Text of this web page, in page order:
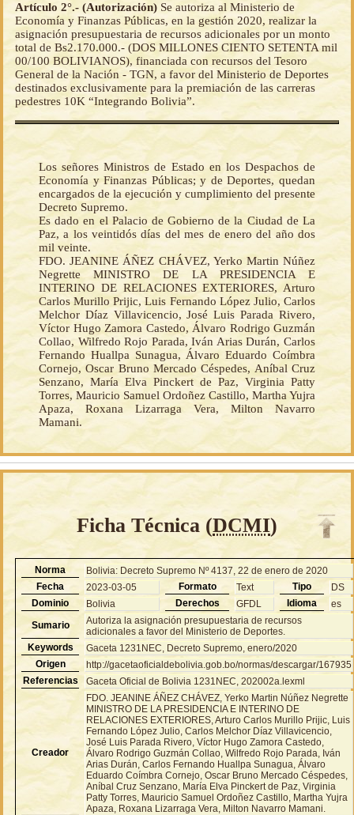
Artículo 2°.- (Autorización) Se autoriza al Ministerio de
Economía y Finanzas Públicas, en la gestión 2020, realizar la
asignación presupuestaria de recursos adicionales por un monto
total de Bs2.170.000.- (DOS MILLONES CIENTO SETENTA mil
00/100 BOLIVIANOS), financiada con recursos del Tesoro
General de la Nación - TGN, a favor del Ministerio de Deportes
destinados exclusivamente para la premiación de las carreras
pedestres 10K “Integrando Bolivia”.
Los señores Ministros de Estado en los Despachos de
Economía y Finanzas Públicas; y de Deportes, quedan
encargados de la ejecución y cumplimiento del presente
Decreto Supremo.
Es dado en el Palacio de Gobierno de la Ciudad de La
Paz, a los veintidós días del mes de enero del año dos
mil veinte.
FDO. JEANINE ÁÑEZ CHÁVEZ, Yerko Martin Núñez
Negrette MINISTRO DE LA PRESIDENCIA E
INTERINO DE RELACIONES EXTERIORES, Arturo
Carlos Murillo Prijic, Luis Fernando López Julio, Carlos
Melchor Díaz Villavicencio, José Luis Parada Rivero,
Víctor Hugo Zamora Castedo, Álvaro Rodrigo Guzmán
Collao, Wilfredo Rojo Parada, Iván Arias Durán, Carlos
Fernando Huallpa Sunagua, Álvaro Eduardo Coímbra
Cornejo, Oscar Bruno Mercado Céspedes, Aníbal Cruz
Senzano, María Elva Pinckert de Paz, Virginia Patty
Torres, Mauricio Samuel Ordoñez Castillo, Martha Yujra
Apaza, Roxana Lizarraga Vera, Milton Navarro
Mamani.
Ficha Técnica (DCMI)
Norma
Bolivia: Decreto Supremo Nº 4137, 22 de enero de 2020
Fecha
2023-03-05 Formato Text Tipo
DS
Dominio
Bolivia Derechos GFDL Idioma
es
Sumario
Autoriza la asignación presupuestaria de recursos
adicionales a favor del Ministerio de Deportes.
Keywords
Gaceta 1231NEC, Decreto Supremo, enero/2020
Origen
http://gacetaoficialdebolivia.gob.bo/normas/descargar/167935
Referencias
Gaceta Oficial de Bolivia 1231NEC, 202002a.lexml
Creador
FDO. JEANINE ÁÑEZ CHÁVEZ, Yerko Martin Núñez Negrette
MINISTRO DE LA PRESIDENCIA E INTERINO DE
RELACIONES EXTERIORES, Arturo Carlos Murillo Prijic, Luis
Fernando López Julio, Carlos Melchor Díaz Villavicencio,
José Luis Parada Rivero, Víctor Hugo Zamora Castedo,
Álvaro Rodrigo Guzmán Collao, Wilfredo Rojo Parada, Iván
Arias Durán, Carlos Fernando Huallpa Sunagua, Álvaro
Eduardo Coímbra Cornejo, Oscar Bruno Mercado Céspedes,
Aníbal Cruz Senzano, María Elva Pinckert de Paz, Virginia
Patty Torres, Mauricio Samuel Ordoñez Castillo, Martha Yujra
Apaza, Roxana Lizarraga Vera, Milton Navarro Mamani.